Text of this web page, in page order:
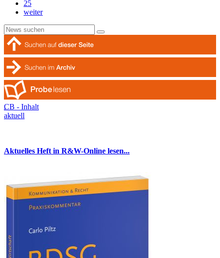
25
weiter
CB - Inhalt
aktuell
Aktuelles Heft in R&W-Online lesen...